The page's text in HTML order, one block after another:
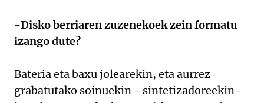
-Disko berriaren zuzenekoek zein formatu
izango dute?
Bateria eta baxu jolearekin, eta aurrez
grabatutako soinuekin –sintetizadoreekin-